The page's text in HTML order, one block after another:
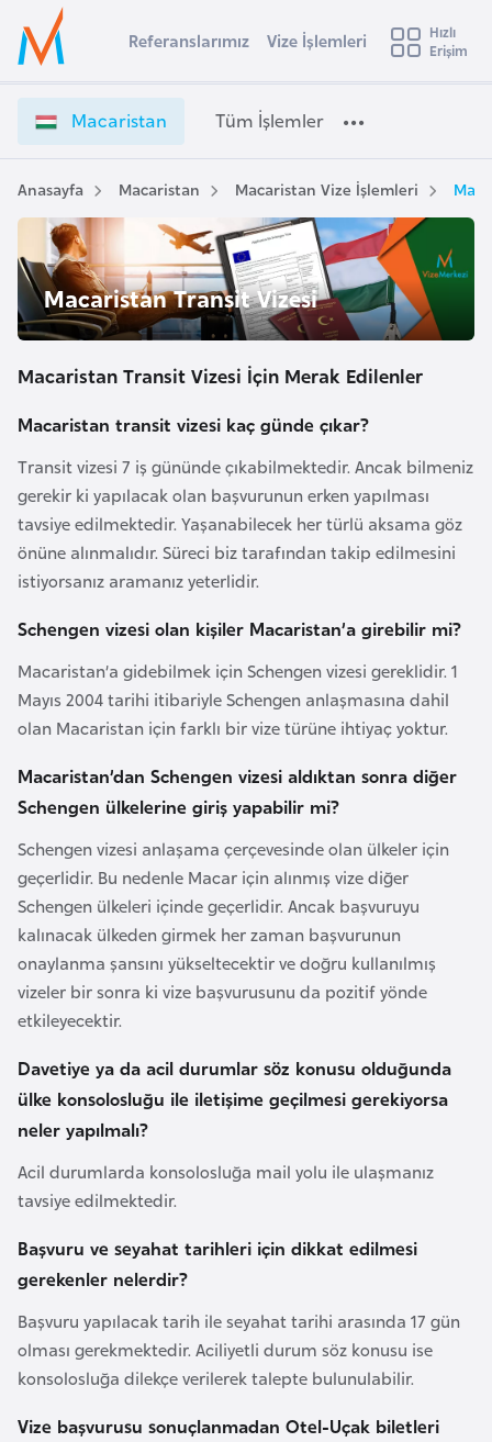
Ülke Seçimi
Başvuru yapmak istediğiniz ülkeyi seçin
Üye
Girişi
a
a
r
s
a
n
V
i
z
l
e
m
l
e
i
e
t
i
Referanslarımız Vize İşlemleri
Hızlı
Erişim
Macaristan Tüm İşlemler
Anasayfa Macaristan Macaristan Vize İşlemleri
Macaristan Transit Vizesi
Macaristan Transit Vizesi İçin Merak Edilenler
Macaristan transit vizesi kaç günde çıkar?
Transit vizesi 7 iş gününde çıkabilmektedir. Ancak bilmeniz
gerekir ki yapılacak olan başvurunun erken yapılması
tavsiye edilmektedir. Yaşanabilecek her türlü aksama göz
önüne alınmalıdır. Süreci biz tarafından takip edilmesini
istiyorsanız aramanız yeterlidir.
Schengen vizesi olan kişiler Macaristan’a girebilir mi?
Macaristan’a gidebilmek için Schengen vizesi gereklidir. 1
Mayıs 2004 tarihi itibariyle Schengen anlaşmasına dahil
olan Macaristan için farklı bir vize türüne ihtiyaç yoktur.
Macaristan’dan Schengen vizesi aldıktan sonra diğer
Schengen ülkelerine giriş yapabilir mi?
Schengen vizesi anlaşama çerçevesinde olan ülkeler için
geçerlidir. Bu nedenle Macar için alınmış vize diğer
Schengen ülkeleri içinde geçerlidir. Ancak başvuruyu
kalınacak ülkeden girmek her zaman başvurunun
onaylanma şansını yükseltecektir ve doğru kullanılmış
vizeler bir sonra ki vize başvurusunu da pozitif yönde
etkileyecektir.
Davetiye ya da acil durumlar söz konusu olduğunda
ülke konsolosluğu ile iletişime geçilmesi gerekiyorsa
neler yapılmalı?
Acil durumlarda konsolosluğa mail yolu ile ulaşmanız
tavsiye edilmektedir.
Başvuru ve seyahat tarihleri için dikkat edilmesi
gerekenler nelerdir?
Başvuru yapılacak tarih ile seyahat tarihi arasında 17 gün
olması gerekmektedir. Aciliyetli durum söz konusu ise
konsolosluğa dilekçe verilerek talepte bulunulabilir.
Vize başvurusu sonuçlanmadan Otel-Uçak biletleri
s
t
r
a
A
v
u
t
y
a
A
z
e
b
a
y
a
n
B
a
h
r
e
y
B
n
g
a
d
e
ş
B